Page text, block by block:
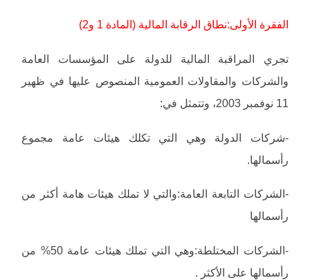
الفقرة الأولى:نطاق الرقابة المالية (المادة 1 و2)
تجري المراقبة المالية للدولة على المؤسسات العامة
والشركات والمقاولات العمومية المنصوص عليها في ظهير
11 نوفمبر 2003، وتتمثل في:
-شركات الدولة وهي التي تكلك هيئات عامة مجموع
رأسمالها.
-الشركات التابعة العامة:والتي لا تملك هيئات هامة أكثر من
رأسمالها
-الشركات المختلطة:وهي التي تملك هيئات عامة 50% من
رأسمالها على الأكثر .